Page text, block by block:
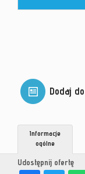
Dodaj
Udostępnij ofertę
Informacje
ogólne